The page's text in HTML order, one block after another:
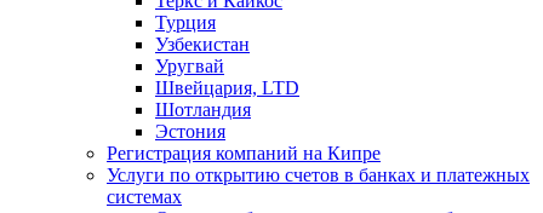
Турция
Узбекистан
Уругвай
Швейцария, LTD
Шотландия
Эстония
Регистрация компаний на Кипре
Услуги по открытию счетов в банках и платежных
системах